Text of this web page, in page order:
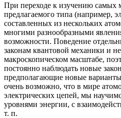
При переходе к изучению самых
предлагаемого типа (например,
составленных из нескольких
многими разнообразными
возможности. Поведение
законам квантовой механики и
макроскопическом масштабе,
постоянно наблюдать новые
предполагающие новые
очень возможно, что в мире
электрических цепей, мы
уровнями энергии, с
т. п.